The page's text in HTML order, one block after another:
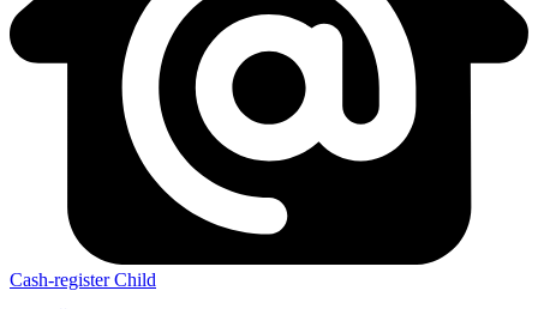
Cash-register Child